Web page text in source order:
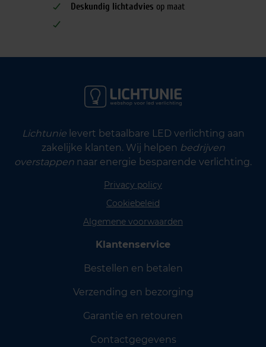
Deskundig lichtadvies op maat
Lichtunielevert betaalbare LED verlichting aan
zakelijke klanten. Wij helpen bedrijven
overstappen naar energie besparende verlichting.
Privacy policy
Cookiebeleid
Algemene voorwaarden
Klantenservice
Bestellen en betalen
Verzending en bezorging
Garantie en retouren
Contactgegevens